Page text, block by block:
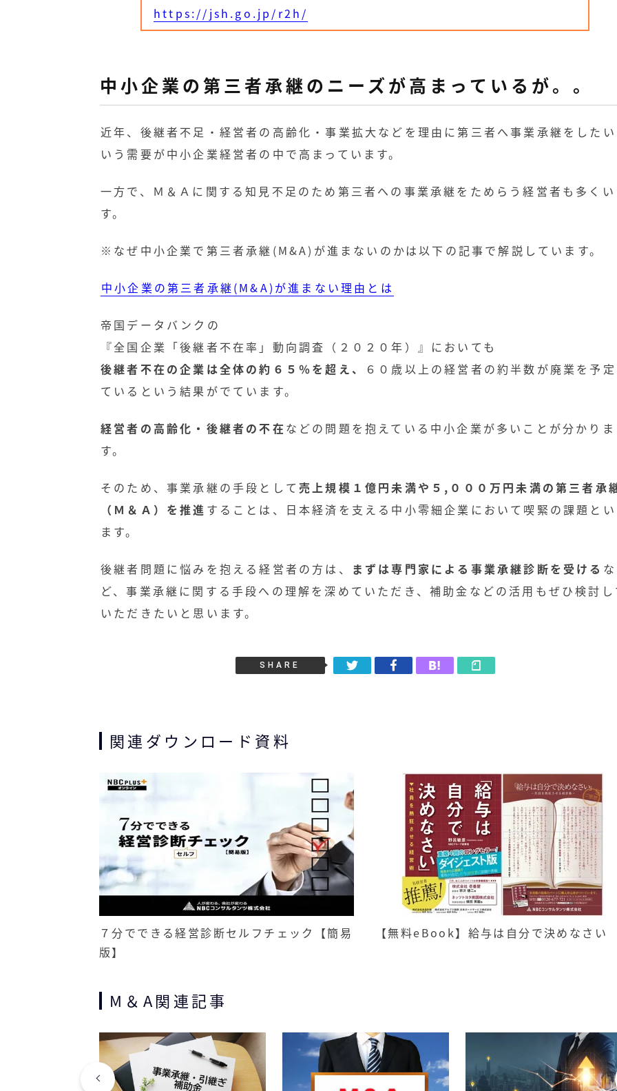
https://jsh.go.jp/r2h/
中小企業の第三者承継のニーズが高まっているが。。
近年、後継者不足・経営者の高齢化・事業拡大などを理由に第三者へ事業承継をした
いう需要が中小企業経営者の中で高まっています。
一方で、Ｍ＆Ａに関する知見不足のため第三者への事業承継をためらう経営者も多く
す。
※なぜ中小企業で第三者承継(M&A)が進まないのかは以下の記事で解説しています。
中小企業の第三者承継(M&A)が進まない理由とは
帝国データバンクの
『全国企業「後継者不在率」動向調査（２０２０年）』においても
後継者不在の企業は全体の約６５％を超え、
６０歳以上の経営者の約半数が廃業を予
ているという結果がでています。
経営者の高齢化・後継者の不在などの問題を抱えている中小企業が多いことが分かりま
す。
そのため、事業承継の手段として 売上規模１億円未満や５,０００万円未満の第三者承
（Ｍ＆Ａ）を推進 することは、日本経済を支える中小零細企業において喫緊の課題と
ます。
後継者問題に悩みを抱える経営者の方は、 まずは専門家による事業承継診断を受ける な
ど、事業承継に関する手段への理解を深めていただき、補助金などの活用もぜひ検討
いただきたいと思います。
SHARE
関連ダウンロード資料
７分でできる経営診断セルフチェック【簡易
版】
【無料eBook】給与は自分で決めなさい
M＆A関連記事